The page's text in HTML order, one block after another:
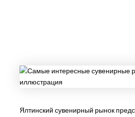
Ялтинский сувенирный рынок